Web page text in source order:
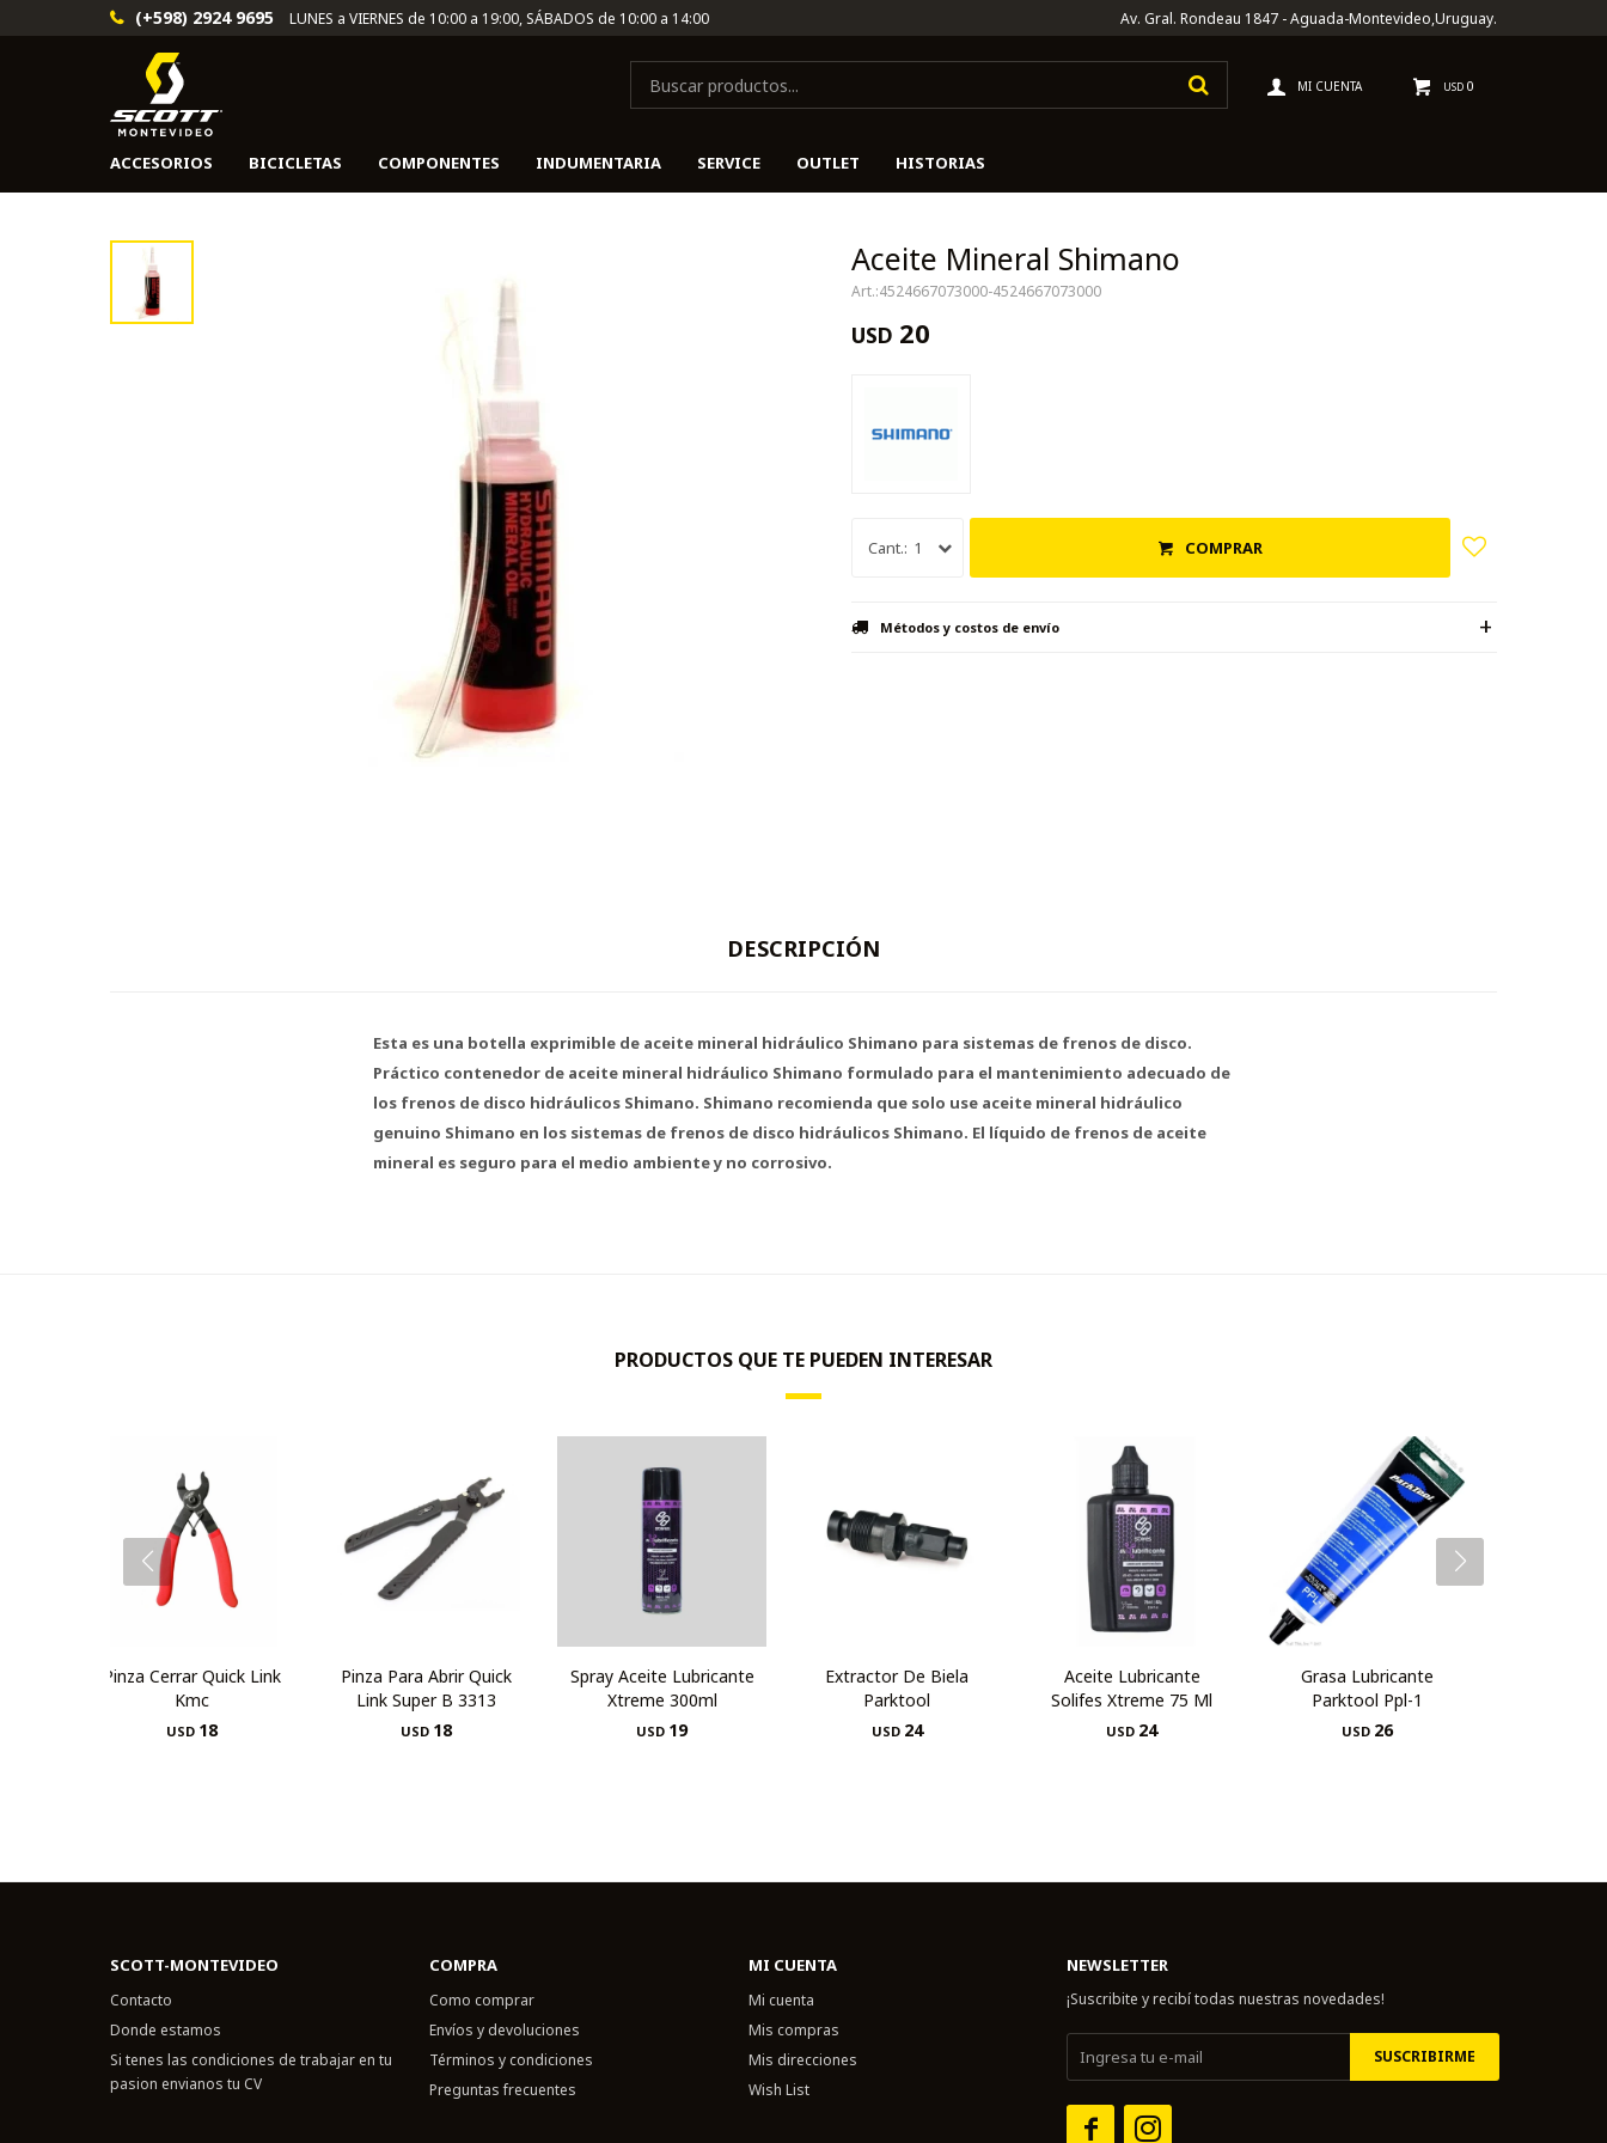
ACCESORIOS BICICLETAS COMPONENTES INDUMENTARIA SERVICE OUTLET HISTORIAS
USD 0
(+598) 2924 9695 LUNES a VIERNES de 10:00 a 19:00, SÁBADOS de 10:00 a 14:00 Av. Gral. Rondeau 1847 - Aguada-Montevideo,Uruguay.
Aceite Mineral Shimano
4524667073000-4524667073000
USD 20
1 COMPRAR
Métodos y costos de envío
DESCRIPCIÓN
Esta es una botella exprimible de aceite mineral hidráulico Shimano para sistemas de frenos de disco.
Práctico contenedor de aceite mineral hidráulico Shimano formulado para el mantenimiento adecuado de
los frenos de disco hidráulicos Shimano. Shimano recomienda que solo use aceite mineral hidráulico
genuino Shimano en los sistemas de frenos de disco hidráulicos Shimano. El líquido de frenos de aceite
mineral es seguro para el medio ambiente y no corrosivo.
PRODUCTOS QUE TE PUEDEN INTERESAR
Pinza Cerrar Quick Link
Kmc
USD 18
Pinza Para Abrir Quick
Link Super B 3313
USD 18
Spray Aceite Lubricante
Xtreme 300ml
USD 19
Extractor De Biela
Parktool
USD 24
Aceite Lubricante
Solifes Xtreme 75 Ml
USD 24
Grasa Lubricante
Parktool Ppl-1
USD 26
SCOTT-MONTEVIDEO
Contacto
Donde estamos
Si tenes las condiciones de trabajar en tu
pasion envianos tu CV
COMPRA
Como comprar
Envíos y devoluciones
Términos y condiciones
Preguntas frecuentes
MI CUENTA
Mi cuenta
Mis compras
Mis direcciones
Wish List
NEWSLETTER
¡Suscribite y recibí todas nuestras novedades!
SUSCRIBIRME
 